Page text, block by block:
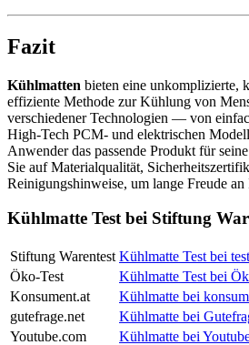
Fazit
Kühlmatten bieten eine unkomplizierte,
effiziente Methode zur Kühlung von
verschiedener Technologien — von
High‑Tech PCM- und elektrischen
Anwender das passende Produkt für
Sie auf Materialqualität,
Reinigungshinweise, um lange Freude
Kühlmatte Test bei Stiftung
Stiftung Warentest Kühlmatte Test bei
Öko-Test
Kühlmatte Test bei
Konsument.at
Kühlmatte bei
gutefrage.net
Kühlmatte bei
Youtube.com
Kühlmatte bei